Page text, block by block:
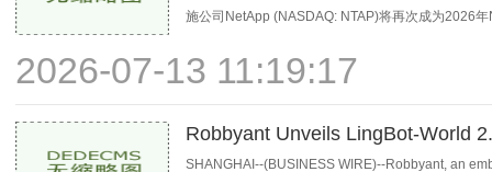
施公司NetApp (NASDAQ: NTAP)将再次成为2026
2026-07-13 11:19:17
Robbyant Unveils LingBot-World
SHANGHAI--(BUSINESS WIRE)--Robbyant, an